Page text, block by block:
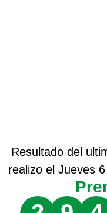
Resultado del
realizo el Jueves